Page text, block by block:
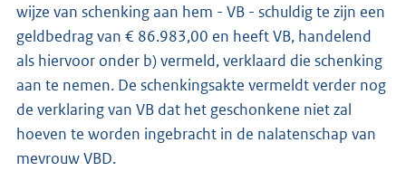
wijze van schenking aan hem - VB - schuldig te zijn een
geldbedrag van € 86.983,00 en heeft VB, handelend
als hiervoor onder b) vermeld, verklaard die schenking
aan te nemen. De schenkingsakte vermeldt verder nog
de verklaring van VB dat het geschonkene niet zal
hoeven te worden ingebracht in de nalatenschap van
mevrouw VBD.